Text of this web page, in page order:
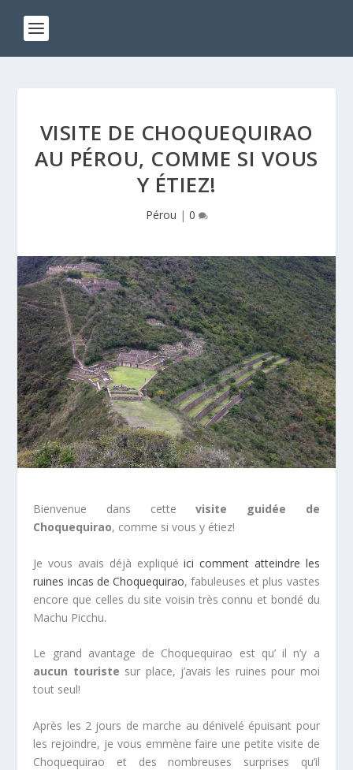
VISITE DE CHOQUEQUIRAO
AU PÉROU, COMME SI VOUS
Y ÉTIEZ!
Pérou | 0
Bienvenue dans cettevisite guidée de
Choquequirao, comme si vous y étiez!
Je vous avais déjà expliquéici comment atteindre les
ruines incas de Choquequirao, fabuleuses et plus vastes
encore que celles du site voisin très connu et bondé du
Machu Picchu.
Le grand avantage de Choquequirao est qu’ il n’y a
aucun touriste sur place, j’avais les ruines pour moi
tout seul!
Après les 2 jours de marche au dénivelé épuisant pour
les rejoindre, je vous emmène faire une petite visite de
Choquequirao et des nombreuses surprises qu’il